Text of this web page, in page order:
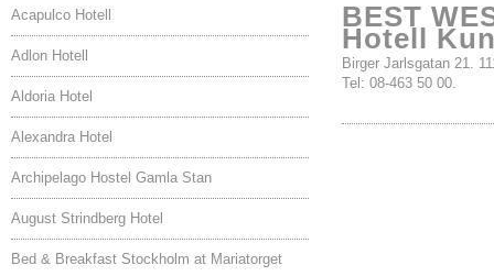
Acapulco Hotell
Adlon Hotell
Aldoria Hotel
Alexandra Hotel
Archipelago Hostel Gamla Stan
August Strindberg Hotel
Bed & Breakfast Stockholm at Mariatorget
BEST
Hotell
Birger Jarlsgatan 21.
Tel: 08-463 50 00.